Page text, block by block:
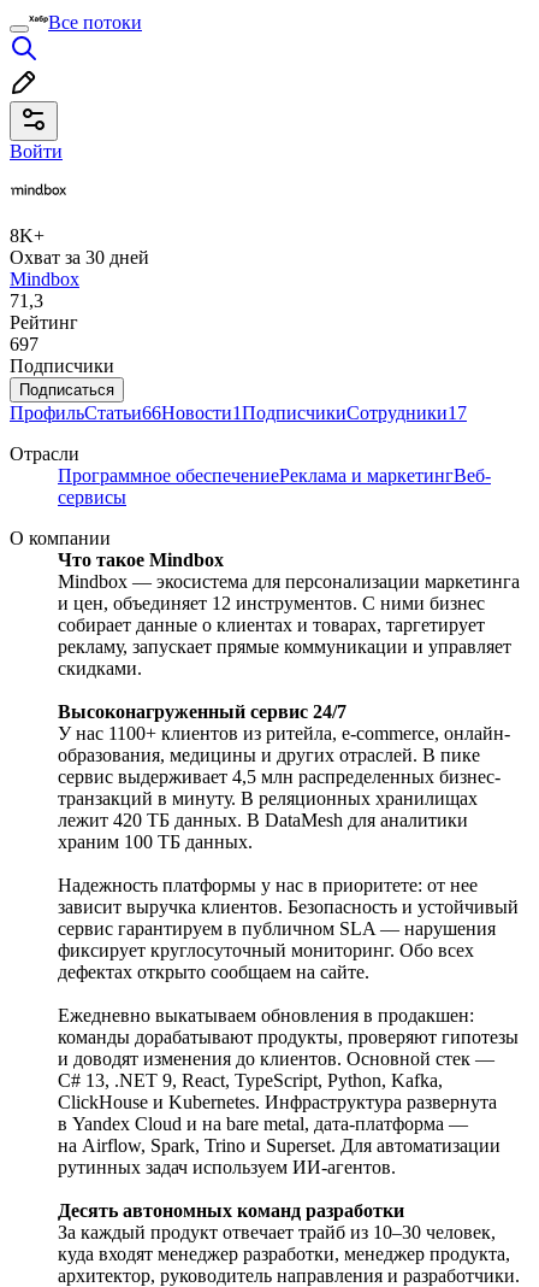
Все потоки
Войти
8K+
Охват за 30 дней
Mindbox
71,3
Рейтинг
697
Подписчики
Подписаться
ПрофильСтатьи66Новости1ПодписчикиСотрудники17
Отрасли
Программное обеспечениеРеклама и маркетингВеб-
сервисы
О компании
Что такое Mindbox
Mindbox — экосистема для персонализации маркетинга
и цен, объединяет 12 инструментов. С ними бизнес
собирает данные о клиентах и товарах, таргетирует
рекламу, запускает прямые коммуникации и управляет
скидками.
Высоконагруженный сервис 24/7
У нас 1100+ клиентов из ритейла, e-commerce, онлайн-
образования, медицины и других отраслей. В пике
сервис выдерживает 4,5 млн распределенных бизнес-
транзакций в минуту. В реляционных хранилищах
лежит 420 ТБ данных. В DataMesh для аналитики
храним 100 ТБ данных.
Надежность платформы у нас в приоритете: от нее
зависит выручка клиентов. Безопасность и устойчивый
сервис гарантируем в публичном SLA — нарушения
фиксирует круглосуточный мониторинг. Обо всех
дефектах открыто сообщаем на сайте.
Ежедневно выкатываем обновления в продакшен:
команды дорабатывают продукты, проверяют гипотезы
и доводят изменения до клиентов. Основной стек —
C# 13, .NET 9, React, TypeScript, Python, Kafka,
ClickHouse и Kubernetes. Инфраструктура развернута
в Yandex Cloud и на bare metal, дата-платформа —
на Airflow, Spark, Trino и Superset. Для автоматизации
рутинных задач используем ИИ-агентов.
Десять автономных команд разработки
За каждый продукт отвечает трайб из 10–30 человек,
куда входят менеджер разработки, менеджер продукта,
архитектор, руководитель направления и разработчики.